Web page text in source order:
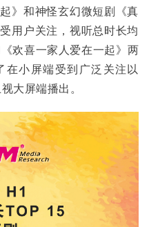
》和神怪玄幻微短剧《真
用户关注，视听总时长均
欢喜一家人爱在一起》两
小屏端受到广泛关注以
大屏端播出。